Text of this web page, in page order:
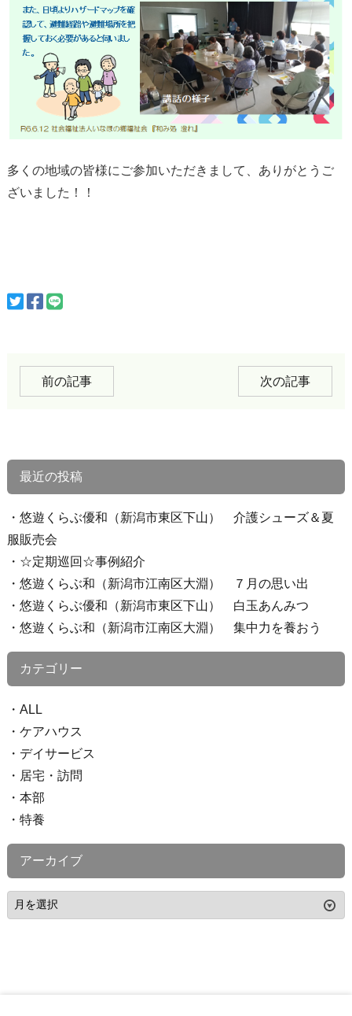
多くの地域の皆様にご参加いただきまして、ありがとうご
ざいました！！
前の記事 次の記事
最近の投稿
悠遊くらぶ優和（新潟市東区下山） 介護シューズ＆夏
服販売会
☆定期巡回☆事例紹介
悠遊くらぶ和（新潟市江南区大淵） ７月の思い出
悠遊くらぶ優和（新潟市東区下山） 白玉あんみつ
悠遊くらぶ和（新潟市江南区大淵） 集中力を養おう
カテゴリー
ALL
ケアハウス
デイサービス
居宅・訪問
本部
特養
アーカイブ